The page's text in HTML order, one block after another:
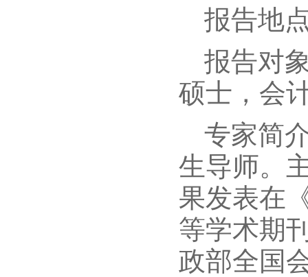
报告地
报告对
硕士，会
专家简
生导师。
果发表在
等学术期
政部全国